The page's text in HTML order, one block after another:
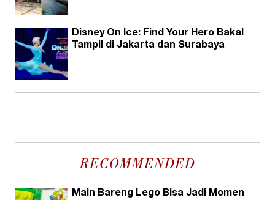
Disney On Ice: Find Your Hero Bakal
Tampil di Jakarta dan Surabaya
RECOMMENDED
Main Bareng Lego Bisa Jadi Momen